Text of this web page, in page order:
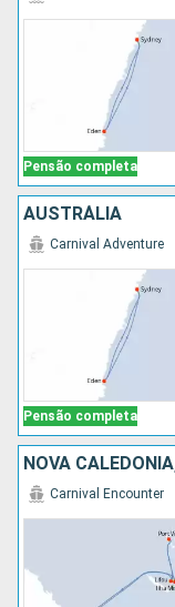
Pensão completa
AUSTRÁLIA
Pensão completa
Carnival Adventure
NOVA
Carnival Encounter